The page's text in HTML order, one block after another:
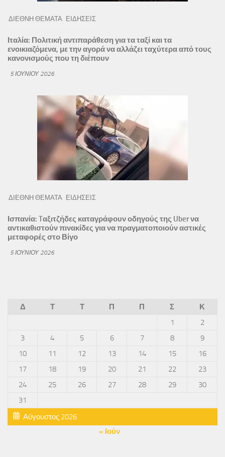
ΔΙΕΘΝΗ ΘΕΜΑΤΑ ΕΙΔΗΣΕΙΣ
Ιταλία: Πολιτική αντιπαράθεση για τα ταξί και τα
ενοικιαζόμενα, με την αγορά να αλλάζει ταχύτερα από τους
κανονισμούς που τη διέπουν
5 ΙΟΥΝΊΟΥ 2026
ΔΙΕΘΝΗ ΘΕΜΑΤΑ ΕΙΔΗΣΕΙΣ
Ισπανία: Tαξιτζήδες καταγράφουν οδηγούς της Uber να
αντικαθιστούν πινακίδες για να πραγματοποιούν αστικές
μεταφορές στο Βίγο
5 ΙΟΥΝΊΟΥ 2026
Αύγουστος 2026
Δ Τ Τ Π Π Σ
Κ
1
2
3
4 5 6 7 8
9
10
11 12 13 14 15
16
17
18 19 20 21 22
23
24
25 26 27 28 29
30
31
« Ιούν